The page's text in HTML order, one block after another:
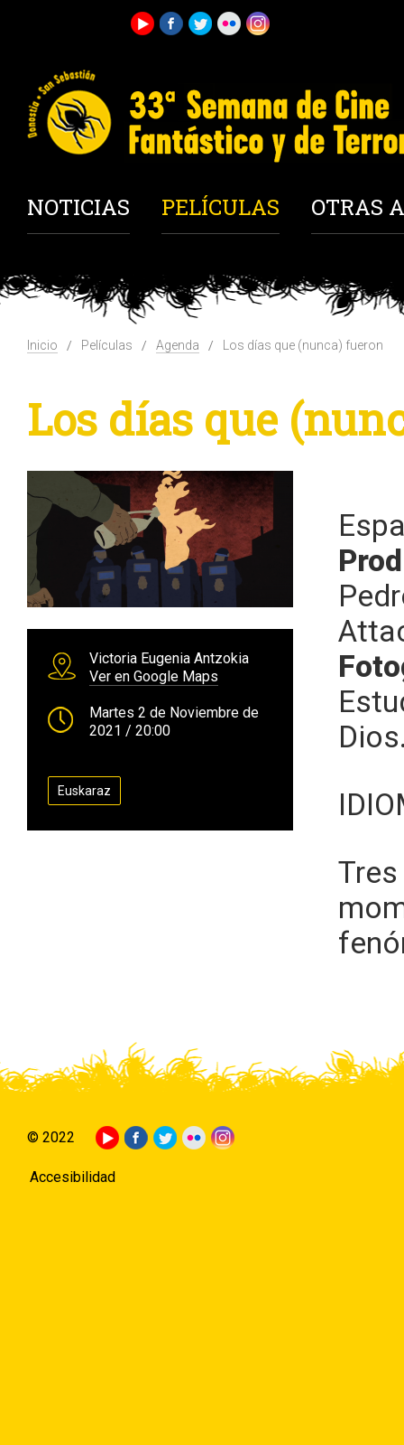
NOTICIAS PELÍCULAS OTRAS
Inicio Películas Agenda Los días que (nunca) fueron
Los días que
Victoria Eugenia Antzokia
Ver en Google Maps
Martes 2 de Noviembre de
2021 / 20:00
Euskaraz
© 2022
Accesibilidad